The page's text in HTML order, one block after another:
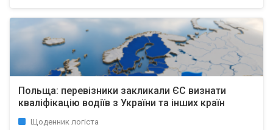
Польща: перевізники закликали ЄС визнати
кваліфікацію водіїв з України та інших країн
Щоденник логіста